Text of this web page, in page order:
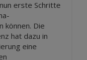
erste Schritte
können. Die
hat dazu in
eine